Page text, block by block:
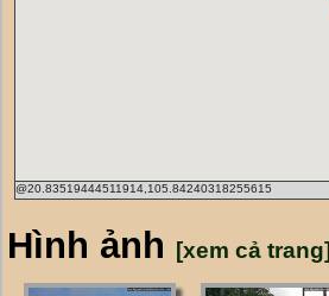
@20.83519444511914,105.84240318255615
Hình ảnh [xem cả trang]